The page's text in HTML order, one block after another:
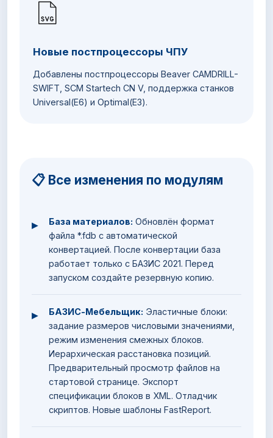
Новые постпроцессоры ЧПУ
Добавлены постпроцессоры Beaver CAMDRILL-
SWIFT, SCM Startech CN V, поддержка станков
Universal(Е6) и Optimal(Е3).
📋 Все изменения по модулям
▸ База материалов: Обновлён формат
файла *.fdb с автоматической
конвертацией. После конвертации база
работает только с БАЗИС 2021. Перед
запуском создайте резервную копию.
▸ БАЗИС-Мебельщик: Эластичные блоки:
задание размеров числовыми значениями,
режим изменения смежных блоков.
Иерархическая расстановка позиций.
Предварительный просмотр файлов на
стартовой странице. Экспорт
спецификации блоков в XML. Отладчик
скриптов. Новые шаблоны FastReport.